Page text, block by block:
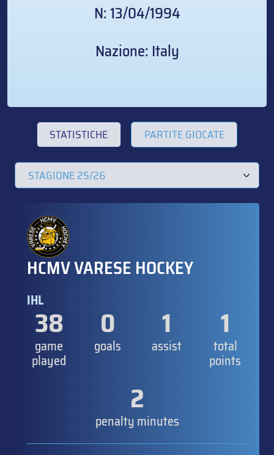
N: 13/04/1994
Nazione: Italy
STATISTICHE PARTITE GIOCATE
HCMV VARESE HOCKEY
IHL
38
game
played
0
goals
1
assist
1
total
points
2
penalty minutes